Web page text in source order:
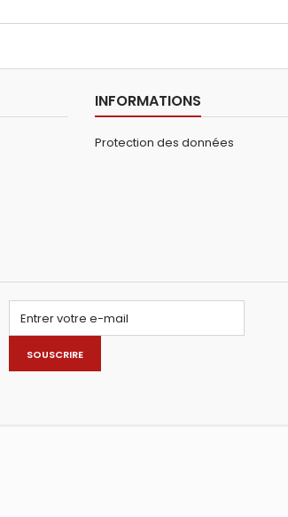
INFORMATIONS
Protection des données
SOUSCRIRE